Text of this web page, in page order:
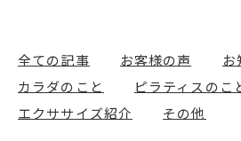
全ての記事 お客様の声
お
カラダのこと
ピラティスのこ
エクササイズ紹介
その他